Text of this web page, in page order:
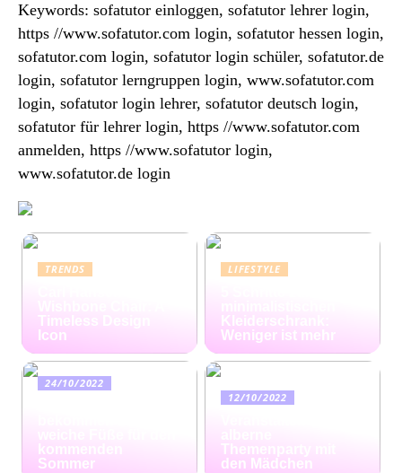
Keywords: sofatutor einloggen, sofatutor lehrer login,
https //www.sofatutor.com login, sofatutor hessen login,
sofatutor.com login, sofatutor login schüler, sofatutor.de
login, sofatutor lerngruppen login, www.sofatutor.com
login, sofatutor login lehrer, sofatutor deutsch login,
sofatutor für lehrer login, https //www.sofatutor.com
anmelden, https //www.sofatutor login,
www.sofatutor.de login
TRENDS
Timeless Design
Icon
LIFESTYLE
Kleiderschrank:
Weniger ist mehr
24/10/2022
kommenden
Sommer
12/10/2022
Themenparty mit
den Mädchen